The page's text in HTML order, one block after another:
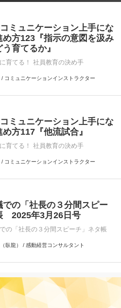
ミュニケーション上手にな
め方123『指示の意図を汲み
育てるか』
育てる！ 社員教育の決め手
/ コミュニケーションインストラクター
ミュニケーション上手にな
方117『他流試合』
育てる！ 社員教育の決め手
/ コミュニケーションインストラクター
での「社長の３分間スピー
2025年3月26日号
の「社長の３分間スピーチ」ネタ帳
臥龍） / 感動経営コンサルタント